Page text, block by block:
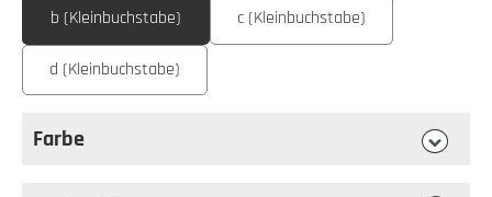
b (Kleinbuchstabe) c (Kleinbuchstabe)
d (Kleinbuchstabe)
Farbe